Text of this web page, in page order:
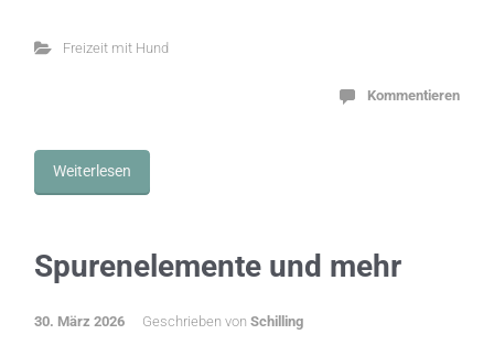
Freizeit mit Hund
Kommentieren
Weiterlesen
Spurenelemente und mehr
30. März 2026 Geschrieben von Schilling